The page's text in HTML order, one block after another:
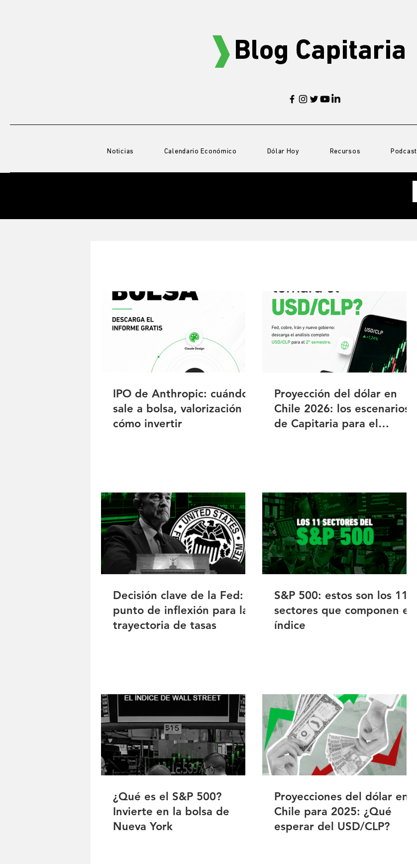
Blog Capitaria
Noticias Calendario Económico Dólar Hoy Recursos Podcast
IPO de Anthropic: cuándo
sale a bolsa, valorización y
cómo invertir
Proyección del dólar en
Chile 2026: los escenarios
de Capitaria para el
Decisión clave de la Fed: el
punto de inflexión para la
trayectoria de tasas
S&P 500: estos son los 11
sectores que componen el
índice
¿Qué es el S&P 500?
Invierte en la bolsa de
Nueva York
Proyecciones del dólar en
Chile para 2025: ¿Qué
esperar del USD/CLP?